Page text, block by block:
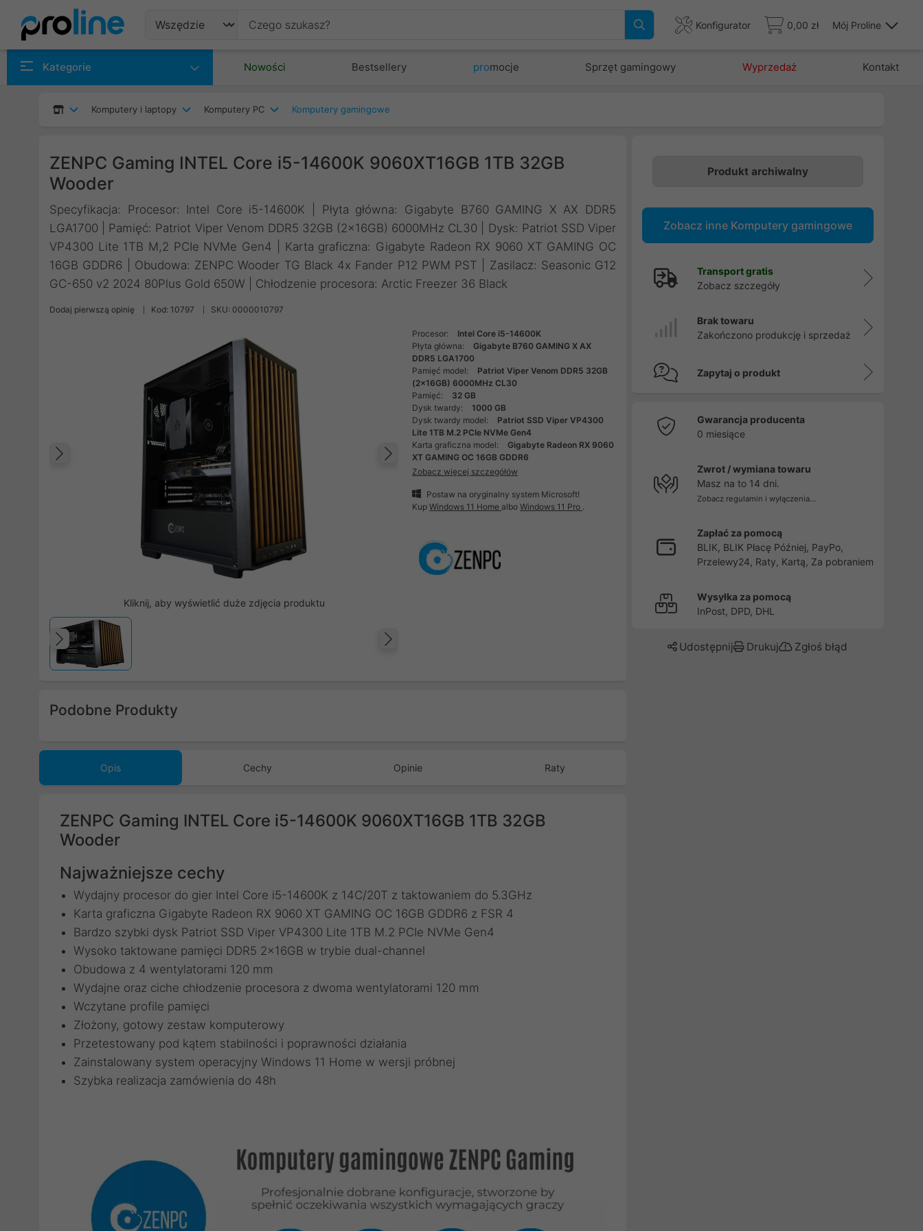
Konfigurator 0,00 zł Mój Proline
Kategorie Nowości Bestsellery promocje Sprzęt gamingowy Wyprzedaż Kontakt
Komputery i laptopy Komputery PC Komputery gamingowe
ZENPC Gaming INTEL Core i5-14600K 9060XT16GB 1TB 32GB
Wooder
Specyfikacja: Procesor: Intel Core i5-14600K | Płyta główna: Gigabyte B760 GAMING X AX DDR5
LGA1700 | Pamięć: Patriot Viper Venom DDR5 32GB (2x16GB) 6000MHz CL30 | Dysk: Patriot SSD Viper
VP4300 Lite 1TB M,2 PCIe NVMe Gen4 | Karta graficzna: Gigabyte Radeon RX 9060 XT GAMING OC
16GB GDDR6 | Obudowa: ZENPC Wooder TG Black 4x Fander P12 PWM PST | Zasilacz: Seasonic G12
GC-650 v2 2024 80Plus Gold 650W | Chłodzenie procesora: Arctic Freezer 36 Black
Dodaj pierwszą opinię Kod: 10797 SKU: 0000010797
Następny
Poprzedni
Kliknij, aby wyświetlić duże zdjęcia produktu
Poprzedni
Procesor:
Intel Core i5-14600K
Płyta główna:
Gigabyte B760 GAMING X AX
DDR5 LGA1700
Pamięć model:
Patriot Viper Venom DDR5 32GB
(2x16GB) 6000MHz CL30
Pamięć:
32 GB
Dysk twardy:
1000 GB
Dysk twardy model:
Patriot SSD Viper VP4300
Lite 1TB M.2 PCIe NVMe Gen4
Karta graficzna model:
Gigabyte Radeon RX 9060
XT GAMING OC 16GB GDDR6
Zobacz więcej szczegółów
Postaw na oryginalny system Microsoft!
KupWindows 11 HomealboWindows 11 Pro .
Podobne Produkty
Opis Cechy Opinie Raty
ZENPC Gaming INTEL Core i5-14600K 9060XT16GB 1TB 32GB
Wooder
Najważniejsze cechy
Wydajny procesor do gier Intel Core i5-14600K z 14C/20T z taktowaniem do 5.3GHz
Karta graficzna Gigabyte Radeon RX 9060 XT GAMING OC 16GB GDDR6 z FSR 4
Bardzo szybki dysk Patriot SSD Viper VP4300 Lite 1TB M.2 PCIe NVMe Gen4
Wysoko taktowane pamięci DDR5 2x16GB w trybie dual-channel
Obudowa z 4 wentylatorami 120 mm
Wydajne oraz ciche chłodzenie procesora z dwoma wentylatorami 120 mm
Wczytane profile pamięci
Złożony, gotowy zestaw komputerowy
Przetestowany pod kątem stabilności i poprawności działania
Zainstalowany system operacyjny Windows 11 Home w wersji próbnej
Szybka realizacja zamówienia do 48h
Produkt archiwalny
Zobacz inne Komputery gamingowe
Transport gratis
Zobacz szczegóły
Brak towaru
Zakończono produkcję i sprzedaż
Zapytaj o produkt
Gwarancja producenta
0 miesiące
Zwrot / wymiana towaru
Masz na to 14 dni.
Zobacz regulamin i wyłączenia...
Zapłać za pomocą
BLIK, BLIK Płacę Później, PayPo,
Przelewy24, Raty, Kartą, Za pobraniem
Wysyłka za pomocą
InPost, DPD, DHL
Udostępnij Drukuj Zgłoś błąd